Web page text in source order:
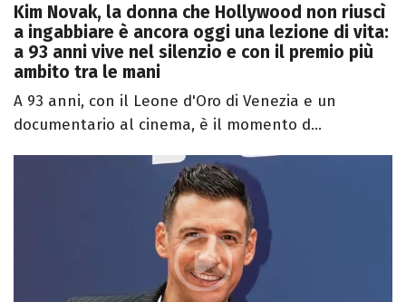
Kim Novak, la donna che Hollywood non riuscì
a ingabbiare è ancora oggi una lezione di vita:
a 93 anni vive nel silenzio e con il premio più
ambito tra le mani
A 93 anni, con il Leone d'Oro di Venezia e un
documentario al cinema, è il momento d...